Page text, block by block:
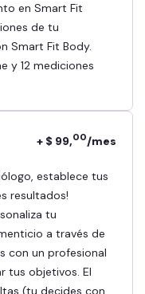
en Smart Fit
de tu
Smart Fit Body.
y 12 mediciones
+ $ 99,00/mes
resultados!
tu
a través de
con un profesional
tus objetivos. El
(tu decides con